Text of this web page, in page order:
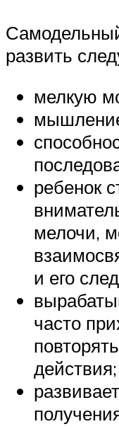
развить
мелкую
ребенок
мелочи,
и его
часто
действия;